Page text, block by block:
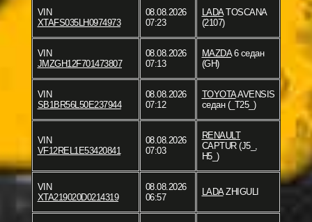
VIN
XTAFS035LH0974973
08.08.2026
07:23
LADATOSCANA
(2107)
VIN
JMZGH12F701473807
08.08.2026
07:13
MAZDA6 седан
(GH)
VIN
SB1BR56L50E237944
08.08.2026
07:12
TOYOTAAVENSIS
седан (_T25_)
VIN
VF12REL1E53420841
08.08.2026
07:03
RENAULT
CAPTUR (J5_,
H5_)
VIN
XTA219020D0214319
08.08.2026
06:57
LADAZHIGULI